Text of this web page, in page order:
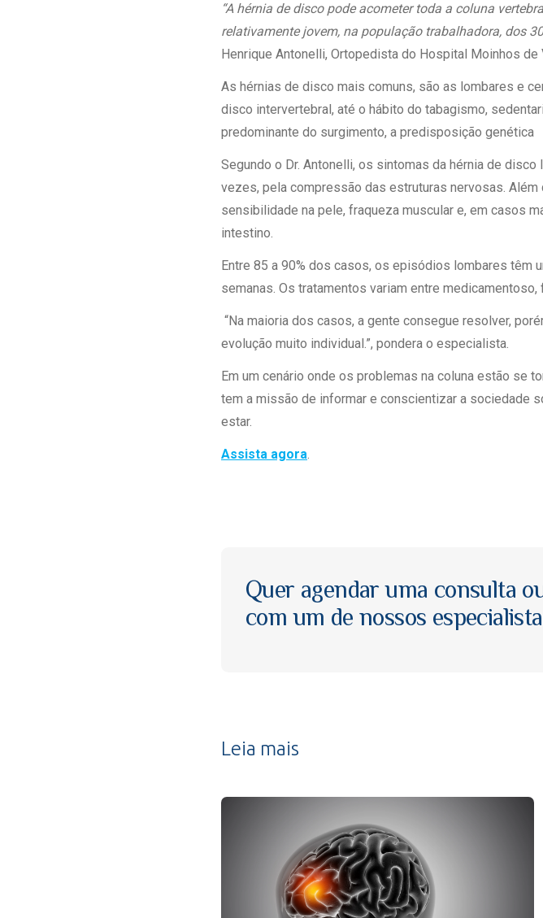
Estrutura de Gestão
Exames - Portal Médico
“A hérnia de disco pode acometer toda a coluna
relativamente jovem, na população trabalhadora, dos
Henrique Antonelli, Ortopedista do Hospital Moinhos
As hérnias de disco mais comuns, são as lombares e
disco intervertebral, até o hábito do tabagismo,
predominante do surgimento, a predisposição genética
Segundo o Dr. Antonelli, os sintomas da hérnia de
vezes, pela compressão das estruturas nervosas.
sensibilidade na pele, fraqueza muscular e, em casos
intestino.
Entre 85 a 90% dos casos, os episódios lombares têm
semanas. Os tratamentos variam entre
“Na maioria dos casos, a gente consegue resolver,
evolução muito individual.”, pondera o especialista.
Em um cenário onde os problemas na coluna estão se
tem a missão de informar e conscientizar a sociedade
estar.
Assista agora.
Quer agendar uma consulta
com um de nossos
Leia mais